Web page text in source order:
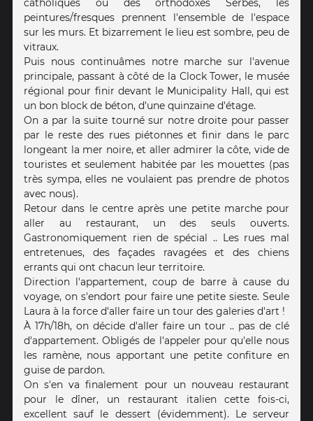
catholiques ou des orthodoxes Serbes, les
peintures/fresques prennent l'ensemble de l'espace
sur les murs. Et bizarrement le lieu est sombre, peu de
vitraux.
Puis nous continuâmes notre marche sur l'avenue
principale, passant à côté de la Clock Tower, le musée
régional pour finir devant le Municipality Hall, qui est
un bon block de béton, d'une quinzaine d'étage.
On a par la suite tourné sur notre droite pour passer
par le reste des rues piétonnes et finir dans le parc
longeant la mer noire, et aller admirer la côte, vide de
touristes et seulement habitée par les mouettes (pas
très sympa, elles ne voulaient pas prendre de photos
avec nous).
Retour dans le centre après une petite marche pour
aller au restaurant, un des seuls ouverts.
Gastronomiquement rien de spécial .. Les rues mal
entretenues, des façades ravagées et des chiens
errants qui ont chacun leur territoire.
Direction l'appartement, coup de barre à cause du
voyage, on s'endort pour faire une petite sieste. Seule
Laura à la force d'aller faire un tour des galeries d'art !
À 17h/18h, on décide d'aller faire un tour .. pas de clé
d'appartement. Obligés de l'appeler pour qu'elle nous
les ramène, nous apportant une petite confiture en
guise de pardon.
On s'en va finalement pour un nouveau restaurant
pour le dîner, un restaurant italien cette fois-ci,
excellent sauf le dessert (évidemment). Le serveur